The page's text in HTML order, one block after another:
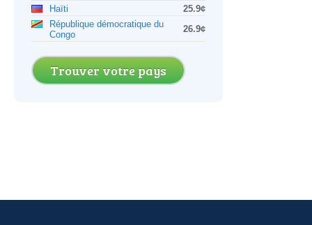
Haïti
25.9¢
République démocratique du
Congo
26.9¢
Trouver votre pays